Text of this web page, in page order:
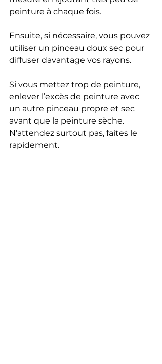
peinture à chaque fois.
Ensuite, si nécessaire, vous pouvez
utiliser un pinceau doux sec pour
diffuser davantage vos rayons.
Si vous mettez trop de peinture,
enlever l’excès de peinture avec
un autre pinceau propre et sec
avant que la peinture sèche.
N'attendez surtout pas, faites le
rapidement.